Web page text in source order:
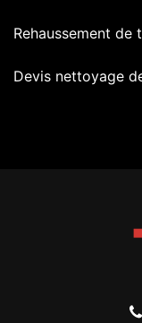
Rehaussement de
Devis nettoyage